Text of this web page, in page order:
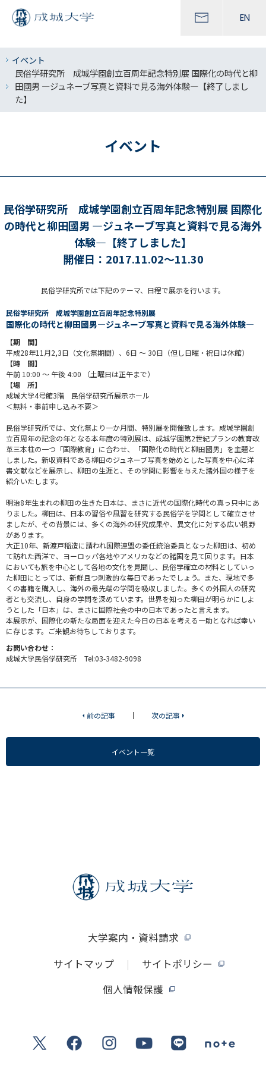
EN
イベント
民俗学研究所 成城学園創立百周年記念特別展 国際化の時代と柳
田國男 —ジュネーブ写真と資料で見る海外体験—【終了しまし
た】
イベント
民俗学研究所 成城学園創立百周年記念特別展 国際化
の時代と柳田國男 —ジュネーブ写真と資料で見る海外
体験—【終了しました】
開催日：2017.11.02～11.30
民俗学研究所では下記のテーマ、日程で展示を行います。
民俗学研究所 成城学園創立百周年記念特別展
国際化の時代と柳田國男—ジュネーブ写真と資料で見る海外体験—
【期 間】
平成28年11月2,3日（文化祭期間）、6日 ～ 30日（但し日曜・祝日は休館）
【時 間】
午前 10:00 ～ 午後 4:00 （土曜日は正午まで）
【場 所】
成城大学4号館3階 民俗学研究所展示ホール
＜無料・事前申し込み不要＞
民俗学研究所では、文化祭より一か月間、特別展を開催致します。成城学園創
立百周年の記念の年となる本年度の特別展は、成城学園第2世紀プランの教育改
革三本柱の一つ「国際教育」に合わせ、「国際化の時代と柳田國男」を主題と
しました。新収資料である柳田のジュネーブ写真を始めとした写真を中心に洋
書文献などを展示し、柳田の生涯と、その学問に影響を与えた諸外国の様子を
紹介いたします。
明治8年生まれの柳田の生きた日本は、まさに近代の国際化時代の真っ只中にあ
りました。柳田は、日本の習俗や風習を研究する民俗学を学問として確立させ
ましたが、その背景には、多くの海外の研究成果や、異文化に対する広い視野
があります。
大正10年、新渡戸稲造に請われ国際連盟の委任統治委員となった柳田は、初め
て訪れた西洋で、ヨーロッパ各地やアメリカなどの諸国を見て回ります。日本
においても旅を中心として各地の文化を見聞し、民俗学確立の材料としていっ
た柳田にとっては、新鮮且つ刺激的な毎日であったでしょう。また、現地で多
くの書籍を購入し、海外の最先端の学問を吸収しました。多くの外国人の研究
者とも交流し、自身の学問を深めています。世界を知った柳田が明らかにしよ
うとした「日本」は、まさに国際社会の中の日本であったと言えます。
本展示が、国際化の新たな局面を迎えた今日の日本を考える一助となれば幸い
に存じます。ご来観お待ちしております。
お問い合わせ：
成城大学民俗学研究所 Tel:03-3482-9098
前の記事 次の記事
イベント一覧
大学案内・資料請求
サイトマップ
サイトポリシー
個人情報保護